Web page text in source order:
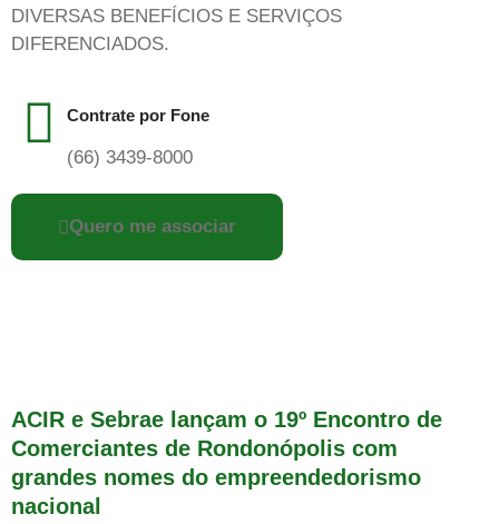
DIVERSAS BENEFÍCIOS E SERVIÇOS
DIFERENCIADOS.
Contrate por Fone
(66) 3439-8000
Quero me associar
ACIR e Sebrae lançam o 19º Encontro de
Comerciantes de Rondonópolis com
grandes nomes do empreendedorismo
nacional